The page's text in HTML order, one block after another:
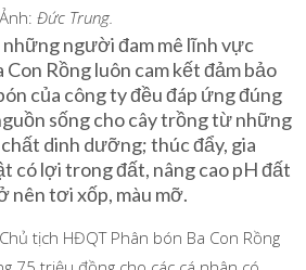
Đức Trung.
người đam mê lĩnh vực
Con Rồng luôn cam kết đảm bảo
của công ty đều đáp ứng đúng
sống cho cây trồng từ những
dinh dưỡng; thúc đẩy, gia
có lợi trong đất, nâng cao pH đất
nên tơi xốp, màu mỡ.